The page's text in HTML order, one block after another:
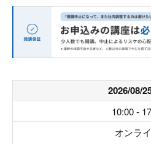
2026/08/
10:00 -
オンラ